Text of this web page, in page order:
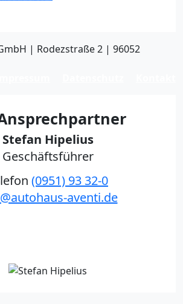
| Rodezstraße 2 | 96052
Stefan Hipelius
Geschäftsführer
(0951) 93 32-0
aventi.de